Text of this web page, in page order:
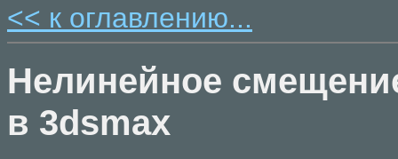
<< к оглавлению...
Нелинейное
в 3dsmax